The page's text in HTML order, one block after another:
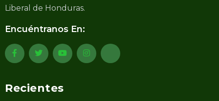
Liberal de Honduras.
Encuéntranos En:
Recientes